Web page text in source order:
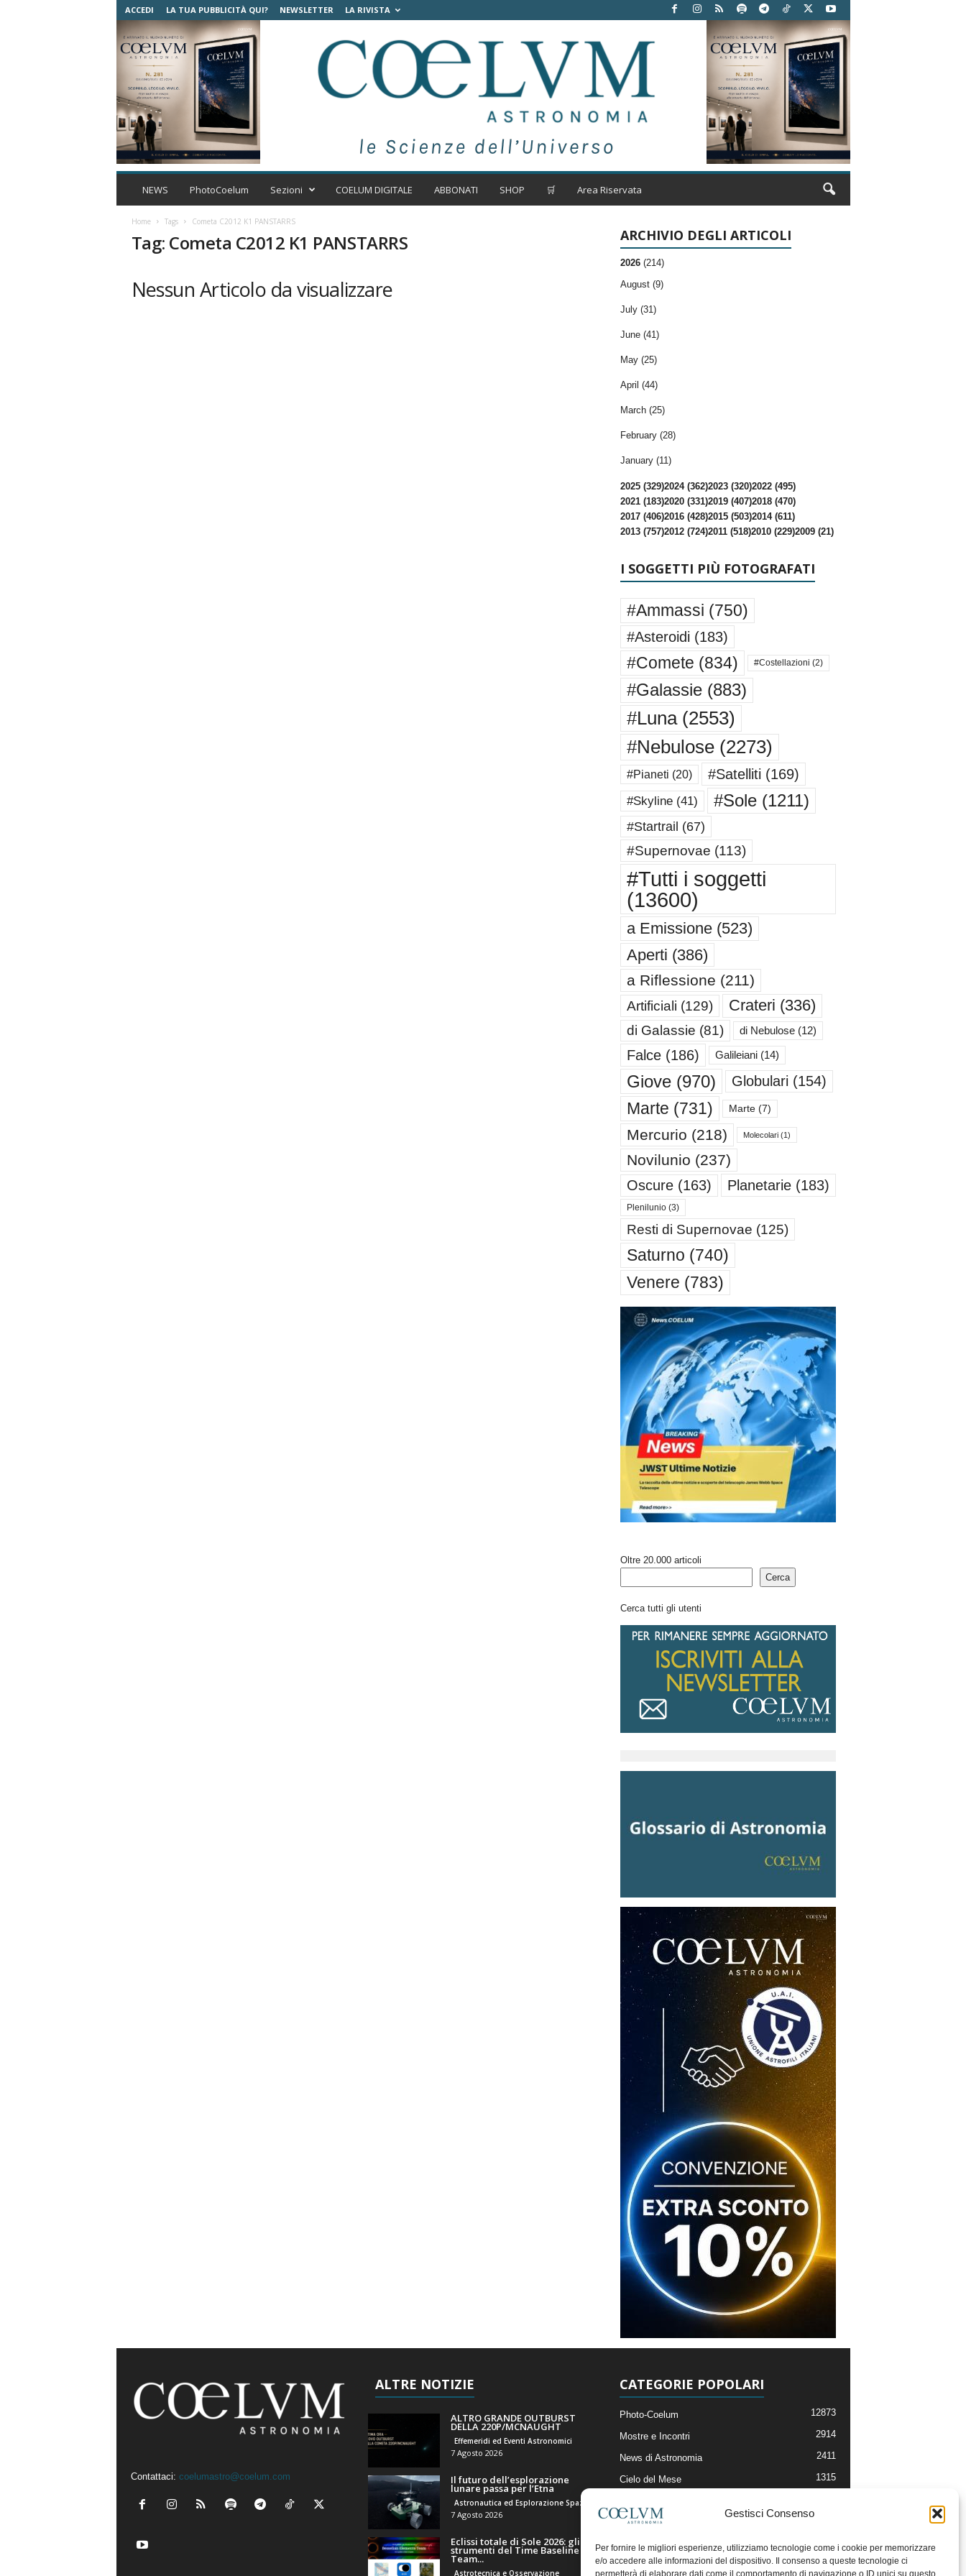
Gestisci Consenso
Per fornire le migliori esperienze, utilizziamo tecnologie come i cookie per memorizzare
e/o accedere alle informazioni del dispositivo. Il consenso a queste tecnologie ci
permetterà di elaborare dati come il comportamento di navigazione o ID unici su questo
ACCEDI LA TUA PUBBLICITÀ QUI? NEWSLETTER LA RIVISTA
C
l
m
t
NEWS PhotoCoelum Sezioni COELUM DIGITALE ABBONATI SHOP 🛒 Area Riservata
Home Tags Cometa C2012 K1 PANSTARRS
Tag: Cometa C2012 K1 PANSTARRS
Nessun Articolo da visualizzare
ARCHIVIO DEGLI ARTICOLI
2026 (214)
August (9)
July (31)
June (41)
May (25)
April (44)
March (25)
February (28)
January (11)
2025 (329)2024 (362)2023 (320)2022 (495)
2021 (183)2020 (331)2019 (407)2018 (470)
2017 (406)2016 (428)2015 (503)2014 (611)
2013 (757)2012 (724)2011 (518)2010 (229)2009 (21)
I SOGGETTI PIÙ FOTOGRAFATI
#Ammassi (750)
#Asteroidi (183)
#Comete (834) #Costellazioni (2)
#Galassie(883)
#Luna(2553)
#Nebulose(2273)
#Pianeti (20) #Satelliti (169)
#Skyline(41) #Sole(1211)
#Startrail (67)
#Supernovae (113)
#Tutti i soggetti
(13600)
a Emissione(523)
Aperti (386)
a Riflessione (211)
Artificiali (129) Crateri (336)
di Galassie (81) di Nebulose(12)
Falce(186) Galileiani(14)
Giove(970) Globulari (154)
Marte (731) Marte(7)
Mercurio (218) Molecolari(1)
Novilunio (237)
Oscure(163) Planetarie(183)
Plenilunio(3)
Resti di Supernovae (125)
Saturno (740)
Venere (783)
Oltre 20.000 articoli
Cerca
Cerca tutti gli utenti
Contattaci: coelumastro@coelum.com
ALTRE NOTIZIE
ALTRO GRANDE OUTBURST
DELLA 220P/MCNAUGHT
Effemeridi ed Eventi Astronomici
7 Agosto 2026
Il futuro dell’esplorazione
lunare passa per l’Etna
7 Agosto 2026
Eclissi totale di Sole 2026: gli
strumenti del Time Baseline
Team...
Astrotecnica e Osservazione
CATEGORIE POPOLARI
Photo-Coelum 12873
Mostre e Incontri 2914
News di Astronomia 2411
Cielo del Mese 1315
Articoli e Risorse On-Line
Il Blog della Redazione